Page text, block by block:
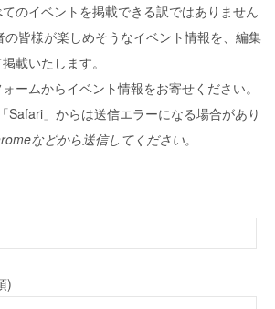
のイベントを掲載できる訳ではありません
の皆様が楽しめそうなイベント情報を、編集
載いたします。
ームからイベント情報をお寄せください。
Safari」からは送信エラーになる場合があり
などから送信してください。
)